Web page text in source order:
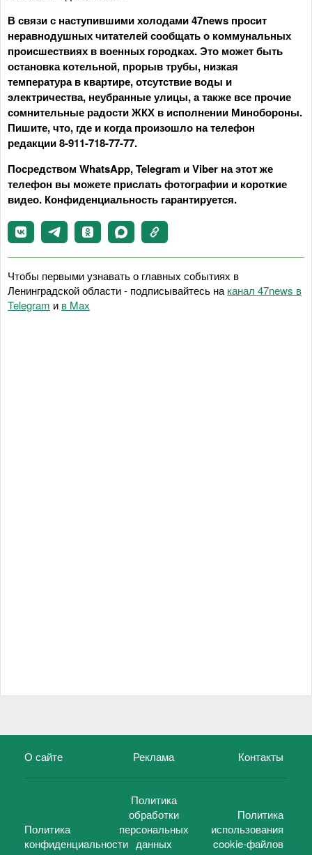
В связи с наступившими холодами 47news просит
неравнодушных читателей сообщать о коммунальных
происшествиях в военных городках. Это может быть
остановка котельной, прорыв трубы, низкая
температура в квартире, отсутствие воды и
электричества, неубранные улицы, а также все прочие
сомнительные радости ЖКХ в исполнении Минобороны.
Пишите, что, где и когда произошло на телефон
редакции 8-911-718-77-77.
Посредством WhatsApp, Telegram и Viber на этот же
телефон вы можете прислать фотографии и короткие
видео. Конфиденциальность гарантируется.
Чтобы первыми узнавать о главных событиях в
Ленинградской области - подписывайтесь на канал 47news в
Telegram и в Maх
О сайте Реклама Контакты
Политика
конфиденциальности
Политика
обработки
персональных
данных
Политика
использования
cookie-файлов